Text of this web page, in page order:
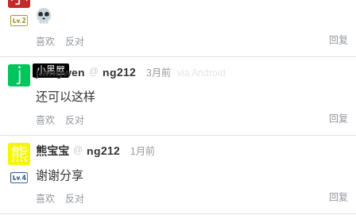
喜欢 反对 回复
小黑屋
jiangwen @ ng212 3月前 via Android
还可以这样
喜欢 反对 回复
熊宝宝 @ ng212 1月前
谢谢分享
喜欢 反对 回复